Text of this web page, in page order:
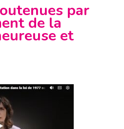
par
de la
et